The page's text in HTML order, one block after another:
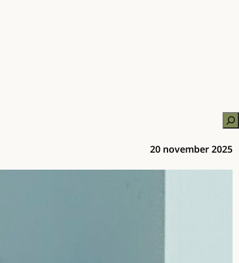
20 november 2025